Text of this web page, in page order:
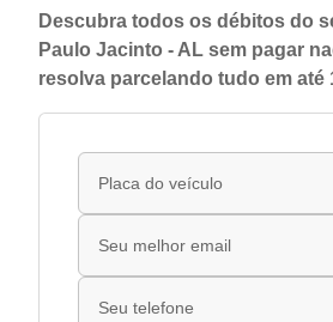
Descubra todos os débitos do
Paulo Jacinto - AL sem pagar
resolva parcelando tudo em até